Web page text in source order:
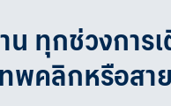
ทุกช่วงการ
ทพคลิกหรือส